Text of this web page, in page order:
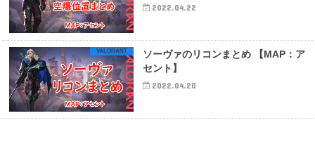
2022.04.22
VALORANT
ソーヴァのリコンまとめ 【MAP：ア
セント】
2022.04.20